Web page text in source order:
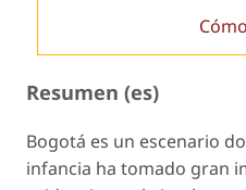
Resumen (es)
Bogotá es un escenario
infancia ha tomado gran